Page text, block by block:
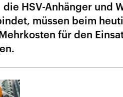
die HSV-Anhänger und
müssen beim
für den